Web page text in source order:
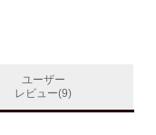
ユーザー
レビュー(9)